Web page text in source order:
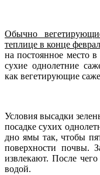
Обычно
теплице в конце
на постоянное место
сухие однолетние
как вегетирующие
Условия высадки
посадке сухих
дно ямы так, чтобы
поверхности почвы.
извлекают. После
водой.